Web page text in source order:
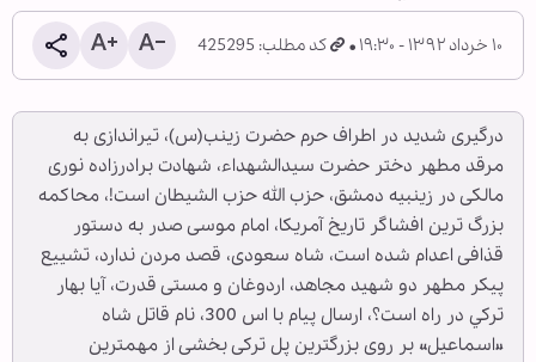
۱۰ خرداد ۱۳۹۲ - ۱۹:۳۰ کد مطلب: 425295
درگیری شدید در اطراف حرم حضرت زینب(س)، تیراندازی به
مرقد مطهر دختر حضرت سیدالشهداء، شهادت برادرزاده نوری
مالکی در زینبیه دمشق، حزب الله حزب الشیطان است!، محاکمه
بزرگ ترین افشاگر تاریخ آمریکا، امام موسی صدر به دستور
قذافی اعدام شده است، شاه سعودی، قصد مردن ندارد، تشییع
پیکر مطهر دو شهید مجاهد، اردوغان و مستی قدرت، آيا بهار
ترکي در راه است؟، ارسال پیام با اس 300، نام قاتل شاه
«اسماعیل» بر روی بزرگترین پل ترکی بخشی از مهمترین